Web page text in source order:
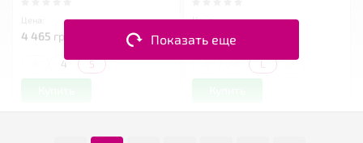
Цена:
4 465 грн
4 5
Цена:
5 123грн
S M L XL
Показать еще